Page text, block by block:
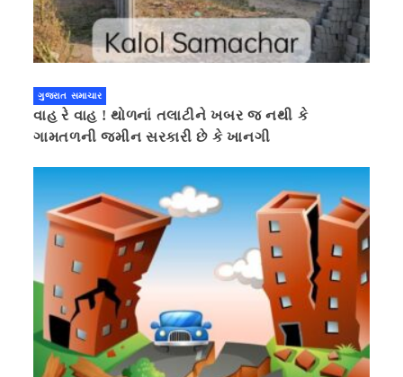
ગુજરાત સમાચાર
વાહ રે વાહ ! થોળનાં તલાટીને ખબર જ નથી કે
ગામતળની જમીન સરકારી છે કે ખાનગી